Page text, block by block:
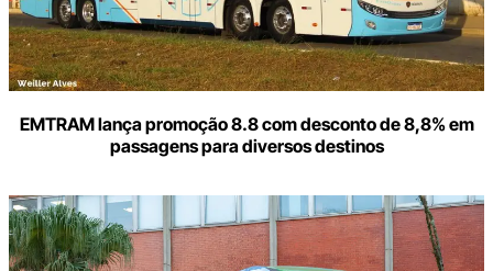
EMTRAM lança promoção 8.8 com desconto de 8,8% em
passagens para diversos destinos